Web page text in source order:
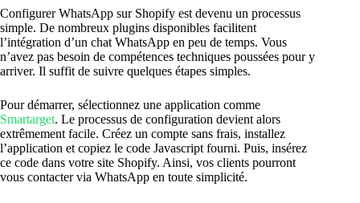
Configurer WhatsApp sur Shopify est devenu un processus
simple. De nombreux plugins disponibles facilitent
l’intégration d’un chat WhatsApp en peu de temps. Vous
n’avez pas besoin de compétences techniques poussées pour y
arriver. Il suffit de suivre quelques étapes simples.
Pour démarrer, sélectionnez une application comme
Smartarget. Le processus de configuration devient alors
extrêmement facile. Créez un compte sans frais, installez
l’application et copiez le code Javascript fourni. Puis, insérez
ce code dans votre site Shopify. Ainsi, vos clients pourront
vous contacter via WhatsApp en toute simplicité.